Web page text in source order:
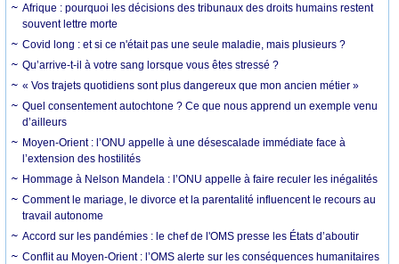
Afrique : pourquoi les décisions des tribunaux des droits humains restent
souvent lettre morte
Covid long : et si ce n'était pas une seule maladie, mais plusieurs ?
Qu’arrive-t-il à votre sang lorsque vous êtes stressé ?
« Vos trajets quotidiens sont plus dangereux que mon ancien métier »
Quel consentement autochtone ? Ce que nous apprend un exemple venu
d’ailleurs
Moyen-Orient : l’ONU appelle à une désescalade immédiate face à
l’extension des hostilités
Hommage à Nelson Mandela : l’ONU appelle à faire reculer les inégalités
Comment le mariage, le divorce et la parentalité influencent le recours au
travail autonome
Accord sur les pandémies : le chef de l'OMS presse les États d’aboutir
Conflit au Moyen-Orient : l’OMS alerte sur les conséquences humanitaires